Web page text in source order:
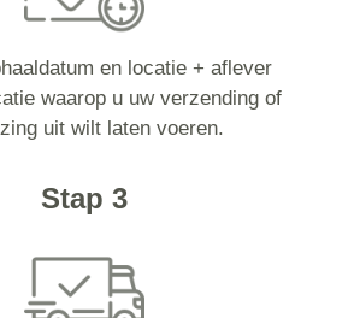
en locatie + aflever
waarop u uw verzending of
uit wilt laten voeren.
Stap 3